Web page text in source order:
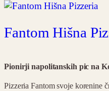
Fantom Hišna
Pionirji napolitanskih pic na
Pizzeria Fantom svoje korenine